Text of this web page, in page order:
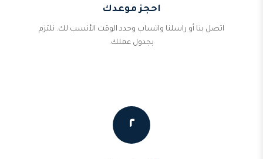
احجز موعدك
اتصل بنا أو راسلنا واتساب وحدد الوقت الأنسب لك. نلتزم
بجدول عملك.
٢